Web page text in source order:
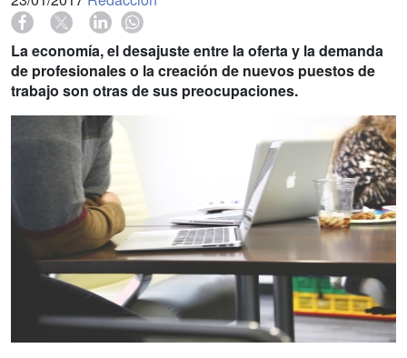
La economía, el desajuste entre la oferta y la demanda
de profesionales o la creación de nuevos puestos de
trabajo son otras de sus preocupaciones.